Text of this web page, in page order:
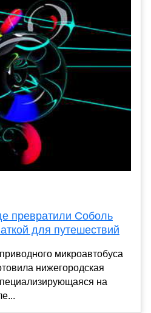
превратили Соболь
для путешествий
микроавтобуса
нижегородская
на